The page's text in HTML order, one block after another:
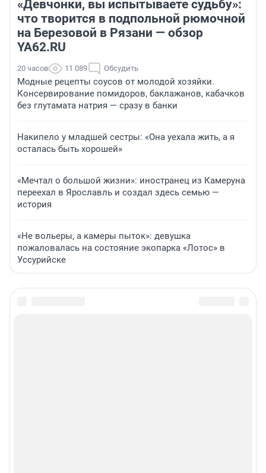
«Девчонки, вы испытываете судьбу»:
что творится в подпольной рюмочной
на Березовой в Рязани — обзор
YA62.RU
20 часов 11 089 Обсудить
Модные рецепты соусов от молодой хозяйки.
Консервирование помидоров, баклажанов, кабачков
без глутамата натрия — сразу в банки
Накипело у младшей сестры: «Она уехала жить, а я
осталась быть хорошей»
«Мечтал о большой жизни»: иностранец из Камеруна
переехал в Ярославль и создал здесь семью —
история
«Не вольеры, а камеры пыток»: девушка
пожаловалась на состояние экопарка «Лотос» в
Уссурийске